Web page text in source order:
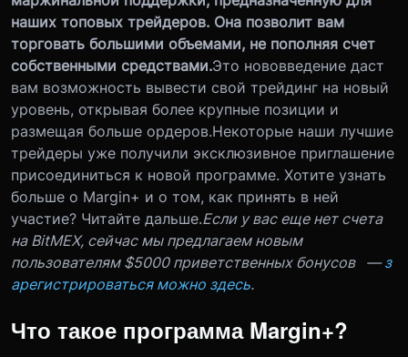
наших топовых трейдеров. Она позволит вам
торговать большими объемами, не пополняя счет
собственными средствами.Это нововведение даст
вам возможность вывести свой трейдинг на новый
уровень, открывая более крупные позиции и
размещая больше ордеров.Некоторые наши лучшие
трейдеры уже получили эксклюзивное приглашение
присоединиться к новой программе. Хотите узнать
больше о Margin+ и о том, как принять в ней
участие? Читайте дальше.Если у вас еще нет счета
на BitMEX, сейчас мы предлагаем новым
пользователям $5000 приветственных бонусов —з
арегистрироваться можно здесь.
Что такое программа Margin+?